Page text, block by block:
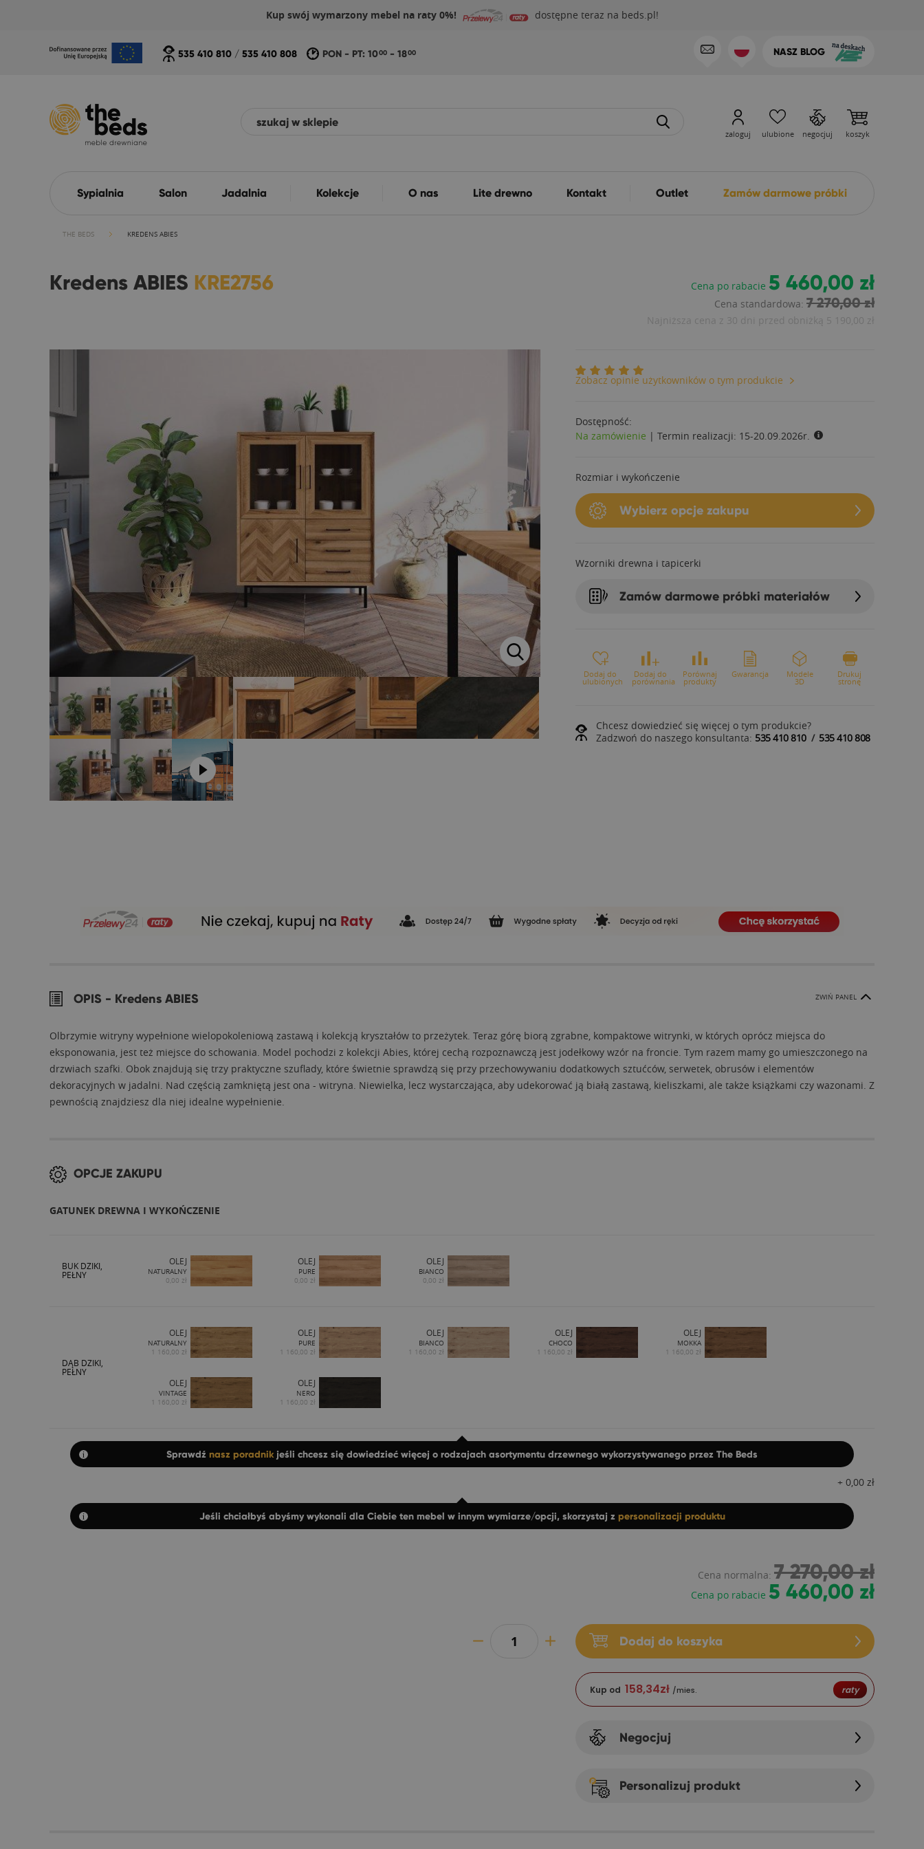
Kup swój wymarzony mebel na raty 0%! dostępne teraz na beds.pl!
NASZ BLOG
535 410 810 / 535 410 808 PON - PT: 1000 - 1800
zaloguj ulubione negocjuj koszyk
Sypialnia Salon Jadalnia Kolekcje O nas Lite drewno Kontakt Outlet Zamów darmowe próbki
THE BEDS KREDENS ABIES
Kredens ABIES KRE2756 Cena po rabacie 5 460,00 zł
Cena standardowa: 7 270,00 zł
Najniższa cena z 30 dni przed obniżką 5 190,00 zł
Zobacz opinie użytkowników o tym produkcie
Dostępność:
Na zamówienie | Termin realizacji: 15-20.09.2026r.
Rozmiar i wykończenie
Wybierz opcje zakupu
Wzorniki drewna i tapicerki
Zamów darmowe próbki materiałów
Dodaj do
ulubionych
Dodaj do
porównania
Porównaj
produkty
Gwarancja Modele
3D
Drukuj
stronę
Chcesz dowiedzieć się więcej o tym produkcie?
Zadzwoń do naszego konsultanta: 535 410 810/ 535 410 808
OPIS - Kredens ABIES ZWIŃ PANEL
Olbrzymie witryny wypełnione wielopokoleniową zastawą i kolekcją kryształów to przeżytek. Teraz górę biorą zgrabne, kompaktowe witrynki, w których oprócz miejsca do
eksponowania, jest też miejsce do schowania. Model pochodzi z kolekcji Abies, której cechą rozpoznawczą jest jodełkowy wzór na froncie. Tym razem mamy go umieszczonego na
drzwiach szafki. Obok znajdują się trzy praktyczne szuflady, które świetnie sprawdzą się przy przechowywaniu dodatkowych sztućców, serwetek, obrusów i elementów
dekoracyjnych w jadalni. Nad częścią zamkniętą jest ona - witryna. Niewielka, lecz wystarczająca, aby udekorować ją białą zastawą, kieliszkami, ale także książkami czy wazonami. Z
pewnością znajdziesz dla niej idealne wypełnienie.
OPCJE ZAKUPU
GATUNEK DREWNA I WYKOŃCZENIE
BUK DZIKI,
PEŁNY
OLEJ
NATURALNY
0,00 zł
OLEJ
PURE
0,00 zł
OLEJ
BIANCO
0,00 zł
DĄB DZIKI,
PEŁNY
OLEJ
NATURALNY
1 160,00 zł
OLEJ
PURE
1 160,00 zł
OLEJ
BIANCO
1 160,00 zł
OLEJ
CHOCO
1 160,00 zł
OLEJ
MOKKA
1 160,00 zł
OLEJ
VINTAGE
1 160,00 zł
OLEJ
NERO
1 160,00 zł
Sprawdź nasz poradnik jeśli chcesz się dowiedzieć więcej o rodzajach asortymentu drzewnego wykorzystywanego przez The Beds
+ 0,00 zł
Jeśli chciałbyś abyśmy wykonali dla Ciebie ten mebel w innym wymiarze/opcji, skorzystaj z personalizacji produktu
Cena normalna: 7 270,00 zł
Cena po rabacie 5 460,00 zł
Dodaj do koszyka
Kup od 158,34zł /mies. raty
Negocjuj
Personalizuj produkt